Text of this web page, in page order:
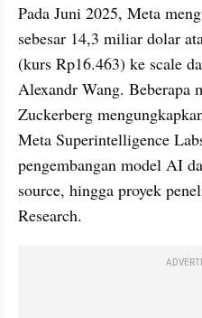
Pada Juni 2025, Meta
sebesar 14,3 miliar dolar
(kurs Rp16.463) ke scale
Alexandr Wang. Beberapa
Zuckerberg
Meta Superintelligence
pengembangan model AI
source, hingga proyek
Research.